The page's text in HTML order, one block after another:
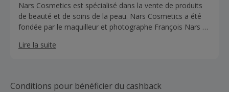
Nars Cosmetics est spécialisé dans la vente de produits
de beauté et de soins de la peau. Nars Cosmetics a été
fondée par le maquilleur et photographe François Nars en
Lire la suite
Conditions pour bénéficier du cashback